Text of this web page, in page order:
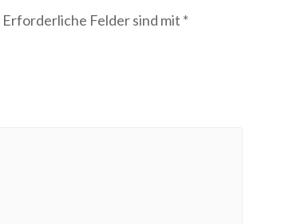
Erforderliche Felder sind mit *